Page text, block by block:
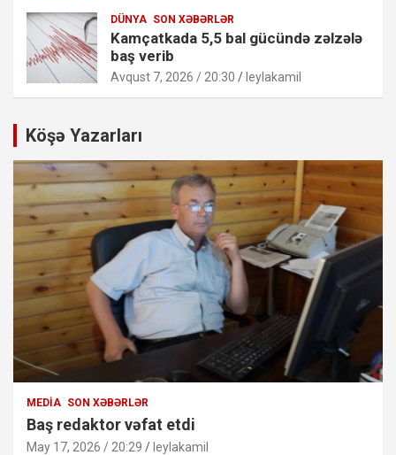
DÜNYA SON XƏBƏRLƏR
Kamçatkada 5,5 bal gücündə zəlzələ
baş verib
Avqust 7, 2026 / 20:30 leylakamil
Köşə Yazarları
MEDIA SON XƏBƏRLƏR
Baş redaktor vəfat etdi
May 17, 2026 / 20:29 leylakamil